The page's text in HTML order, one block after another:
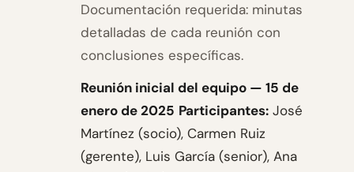
Documentación requerida: minutas
detalladas de cada reunión con
conclusiones específicas.
Reunión inicial del equipo — 15 de
enero de 2025 Participantes: José
Martínez (socio), Carmen Ruiz
(gerente), Luis García (senior), Ana